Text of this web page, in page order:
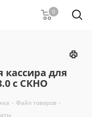
0
кассира для
с СКНО
- Файл товаров -